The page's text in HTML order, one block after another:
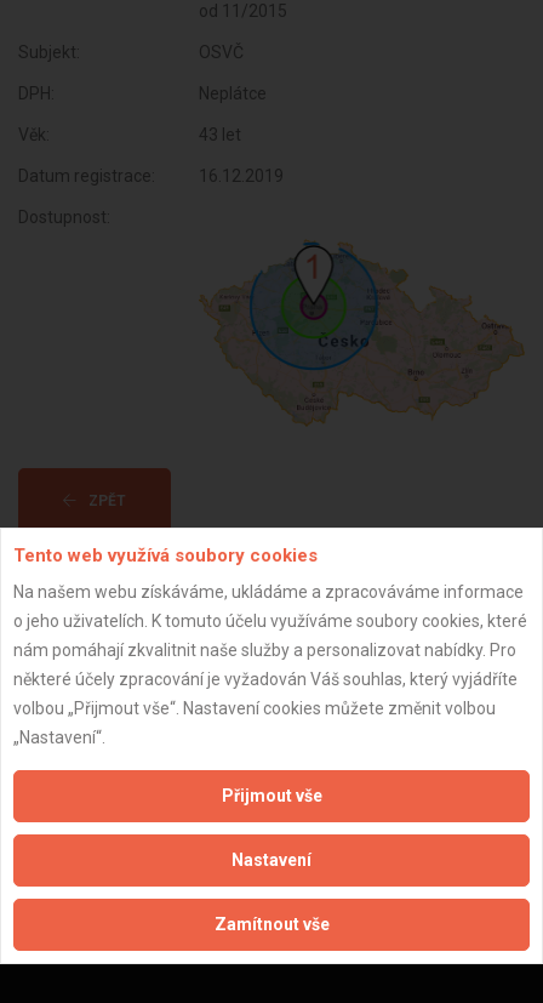
od 11/2015
Subjekt: OSVČ
DPH: Neplátce
Věk: 43 let
Datum registrace: 16.12.2019
Dostupnost:
ZPĚT
Aktualizováno z portálu ARES dne 30.12.2023 20:45:07
Zpracování a ochrana osobních údajů
Zásady pro používání souborů cookie
Obchodní podmínky (zprostředkování)
Obchodní podmínky (rozpočtování)
Reference
Naše excelové tabulky online
Tento web využívá soubory cookies
Na našem webu získáváme, ukládáme a zpracováváme informace
o jeho uživatelích. K tomuto účelu využíváme soubory cookies, které
nám pomáhají zkvalitnit naše služby a personalizovat nabídky. Pro
některé účely zpracování je vyžadován Váš souhlas, který vyjádříte
volbou „Přijmout vše“. Nastavení cookies můžete změnit volbou
„Nastavení“.
Přijmout vše
Nastavení
Zamítnout vše